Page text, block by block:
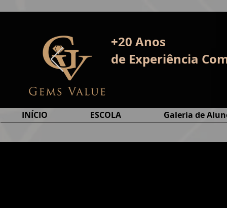
+20 Anos
de Experiência
INÍCIO ESCOLA Galeria de